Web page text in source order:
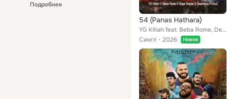
Подробнее
54 (Panas Hathara)
YG KIllah feat. Beba Rome, Deathless Prince, Dope Skaize
Сингл
2026 Новое